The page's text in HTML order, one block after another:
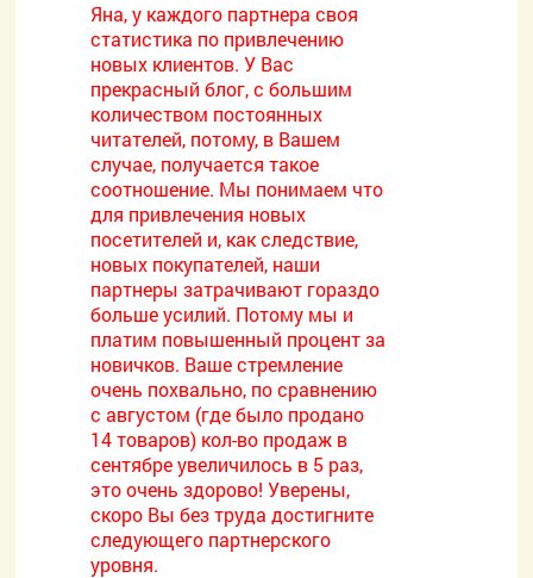
Яна, у каждого партнера своя
статистика по привлечению
новых клиентов. У Вас
прекрасный блог, с большим
количеством постоянных
читателей, потому, в Вашем
случае, получается такое
соотношение. Мы понимаем что
для привлечения новых
посетителей и, как следствие,
новых покупателей, наши
партнеры затрачивают гораздо
больше усилий. Потому мы и
платим повышенный процент за
новичков. Ваше стремление
очень похвально, по сравнению
с августом (где было продано
14 товаров) кол-во продаж в
сентябре увеличилось в 5 раз,
это очень здорово! Уверены,
скоро Вы без труда достигните
следующего партнерского
уровня.